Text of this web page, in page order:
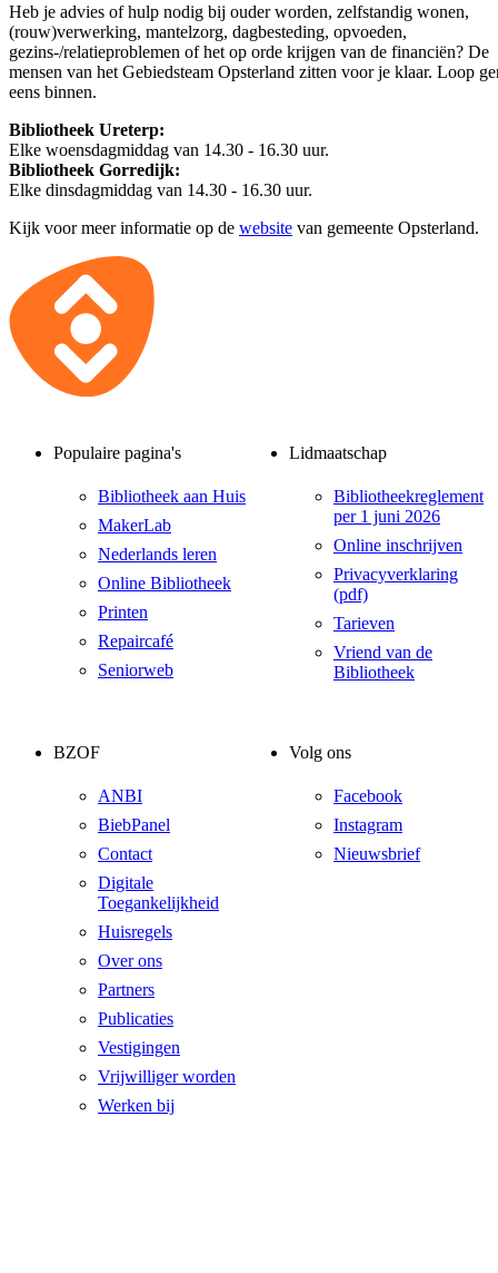
Heb je advies of hulp nodig bij ouder worden, zelfstandig wonen,
(rouw)verwerking, mantelzorg, dagbesteding, opvoeden,
gezins-/relatieproblemen of het op orde krijgen van de financiën? De
mensen van het Gebiedsteam Opsterland zitten voor je klaar. Loop
eens binnen.
Bibliotheek Ureterp:
Elke woensdagmiddag van 14.30 - 16.30 uur.
Bibliotheek Gorredijk:
Elke dinsdagmiddag van 14.30 - 16.30 uur.
Kijk voor meer informatie op de website van gemeente Opsterland.
Populaire pagina's
Bibliotheek aan Huis
MakerLab
Nederlands leren
Online Bibliotheek
Printen
Repaircafé
Seniorweb
Lidmaatschap
Bibliotheekreglement
per 1 juni 2026
Online inschrijven
Privacyverklaring
(pdf)
Tarieven
Vriend van de
Bibliotheek
BZOF
ANBI
BiebPanel
Contact
Digitale
Toegankelijkheid
Huisregels
Over ons
Partners
Publicaties
Vestigingen
Vrijwilliger worden
Werken bij
Volg ons
Facebook
Instagram
Nieuwsbrief